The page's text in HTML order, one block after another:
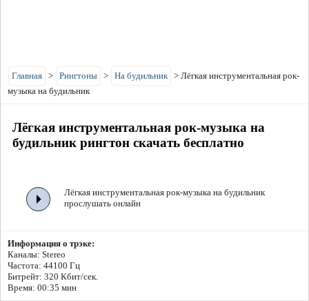
Главная > Рингтоны > На будильник > Лёгкая инструментальная рок-
музыка на будильник
Лёгкая инструментальная рок-музыка на
будильник рингтон скачать бесплатно
Лёгкая инструментальная рок-музыка на будильник
прослушать онлайн
Информация о трэке:
Каналы: Stereo
Частота: 44100 Гц
Битрейт: 320 Кбит/сек.
Время: 00:35 мин